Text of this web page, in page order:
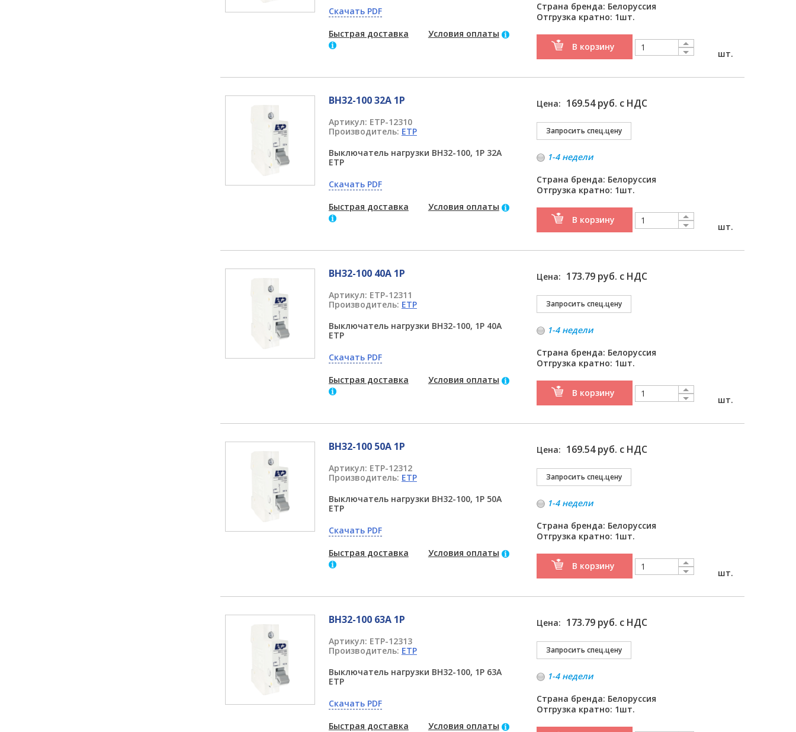
Скачать PDF
Быстрая доставка
Условия оплаты
Страна бренда: Белоруссия
Отгрузка кратно: 1шт.
В корзину
шт.
ВН32-100 32А 1P
Артикул: ETP-12310
Производитель: ETP
Выключатель нагрузки ВН32-100, 1P 32А
ETP
Скачать PDF
Быстрая доставка
Условия оплаты
Цена: 169.54 руб. с НДС
1-4 недели
Страна бренда: Белоруссия
Отгрузка кратно: 1шт.
В корзину
шт.
ВН32-100 40А 1P
Артикул: ETP-12311
Производитель: ETP
Выключатель нагрузки ВН32-100, 1P 40А
ETP
Скачать PDF
Быстрая доставка
Условия оплаты
Цена: 173.79 руб. с НДС
1-4 недели
Страна бренда: Белоруссия
Отгрузка кратно: 1шт.
В корзину
шт.
ВН32-100 50А 1P
Артикул: ETP-12312
Производитель: ETP
Выключатель нагрузки ВН32-100, 1P 50А
ETP
Скачать PDF
Быстрая доставка
Условия оплаты
Цена: 169.54 руб. с НДС
1-4 недели
Страна бренда: Белоруссия
Отгрузка кратно: 1шт.
В корзину
шт.
ВН32-100 63А 1P
Артикул: ETP-12313
Производитель: ETP
Выключатель нагрузки ВН32-100, 1P 63А
ETP
Скачать PDF
Быстрая доставка
Условия оплаты
Цена: 173.79 руб. с НДС
1-4 недели
Страна бренда: Белоруссия
Отгрузка кратно: 1шт.